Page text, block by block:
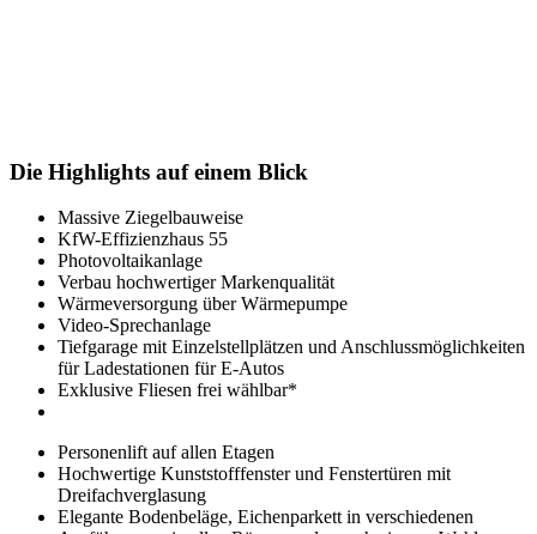
Die Highlights auf einem Blick
Massive Ziegelbauweise
KfW-Effizienzhaus 55
Photovoltaikanlage
Verbau hochwertiger Markenqualität
Wärmeversorgung über Wärmepumpe
Video-Sprechanlage
Tiefgarage mit Einzelstellplätzen und Anschlussmöglichkeiten
für Ladestationen für E-Autos
Exklusive Fliesen frei wählbar*
Personenlift auf allen Etagen
Hochwertige Kunststofffenster und Fenstertüren mit
Dreifachverglasung
Elegante Bodenbeläge, Eichenparkett in verschiedenen